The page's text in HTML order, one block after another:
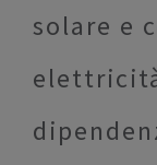
solare e